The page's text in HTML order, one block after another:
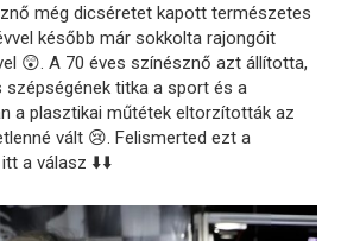
még dicséretet kapott természetes
később már sokkolta rajongóit
😲. A 70 éves színésznő azt állította,
szépségének titka a sport és a
a plasztikai műtétek eltorzították az
vált 😢. Felismerted ezt a
a válasz ⬇️⬇️